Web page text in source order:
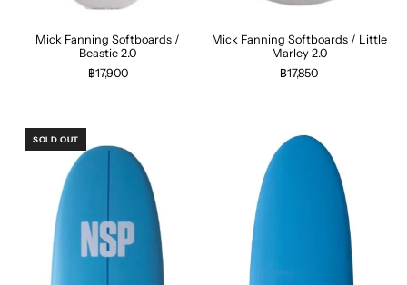
Mick Fanning Softboards /
Beastie 2.0
฿17,900
Mick Fanning Softboards / Little
Marley 2.0
฿17,850
SOLD OUT